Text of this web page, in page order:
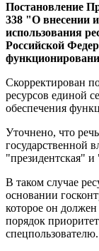
Постановление
338 "О внесении
использования
Российской
Скорректирован
ресурсов единой
обеспечения
Уточнено, что
государственной
"президентская" и
В таком случае
основании
которое он
порядок
спецпользователю.